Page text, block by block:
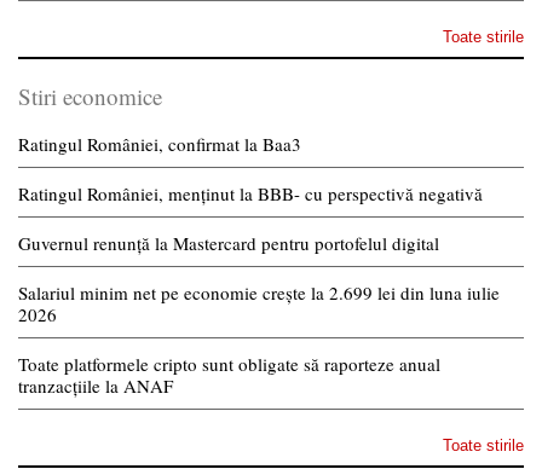
Toate stirile
Stiri economice
Ratingul României, confirmat la Baa3
Ratingul României, menținut la BBB- cu perspectivă negativă
Guvernul renunță la Mastercard pentru portofelul digital
Salariul minim net pe economie crește la 2.699 lei din luna iulie
2026
Toate platformele cripto sunt obligate să raporteze anual
tranzacțiile la ANAF
Toate stirile